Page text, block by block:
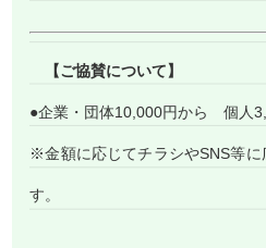
【ご協賛について】
●企業・団体10,000円から 個人
※金額に応じてチラシやSNS等に
す。